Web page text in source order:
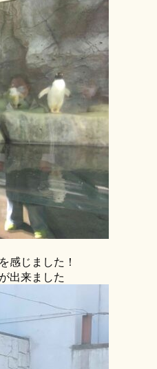
感じました！
出来ました